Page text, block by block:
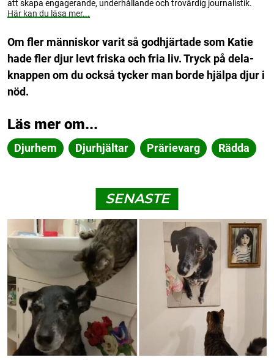
att skapa engagerande, underhållande och trovärdig journalistik.
Här kan du läsa mer...
Om fler människor varit så godhjärtade som Katie
hade fler djur levt friska och fria liv. Tryck på dela-
knappen om du också tycker man borde hjälpa djur i
nöd.
Läs mer om...
Djurhem Djurhjältar Prärievarg Rädda
SENASTE